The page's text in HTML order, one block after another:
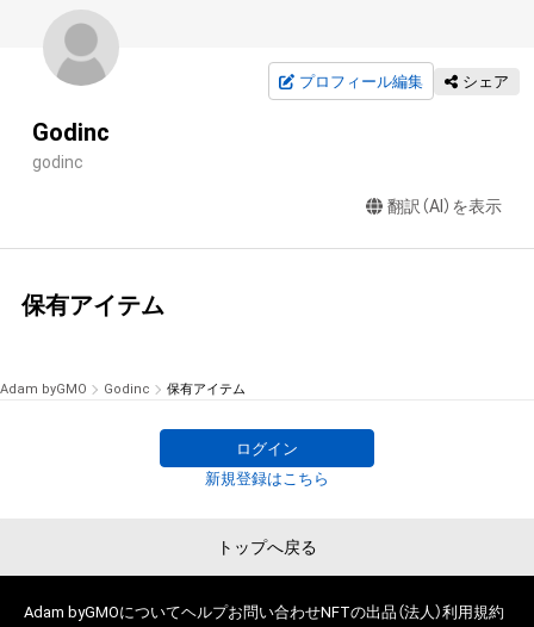
プロフィール編集 シェア
Godinc
godinc
翻訳（AI）を表示
保有アイテム
Adam byGMO Godinc 保有アイテム
ログイン
新規登録はこちら
トップへ戻る
Adam byGMOについてヘルプお問い合わせNFTの出品（法人）利用規約